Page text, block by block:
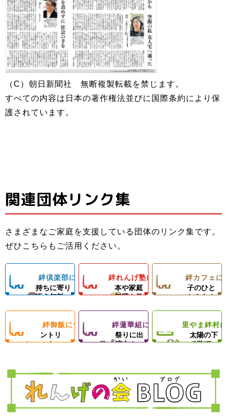
（C）朝日新聞社 無断複製転載を禁じます。
すべての内容は日本の著作権法並びに国際条約により保
護されています。
関連団体リンク集
さまざまなご家庭を支援している団体のリンク集です。
ぜひこちらもご活用ください。
絆
倶
楽
子どもの気
持ちに寄り
添う無料
子どもたちと親
＆子どもたちの
成長を支える無
絆倶楽部について
絆
れ
ん
塾
料理の基
本や家庭
料理を学
子ども料理教室
でお母さんのお
ようになろう！
体験型子ども食
絆れんげ塾について
絆
カ
フ
楽しい親
子のひと
ときを！
フェランチ（軽
絆カフェに
絆
飯
フードパ
ントリ
ー！
ひとり親家庭、
っぱいの手作り
ご飯＆食材配布
絆御飯について絆
華
組
地域のお
祭りに出
演中！
子ども食堂＆プ
ロの先生による
ダンスレッス
と食材配布でお
母さんをサポー
絆蓮華組について
里
ま
絆
思いきり
太陽の下
で遊ぼ
動を通じて子ど
もたちの心の成
里やま絆村